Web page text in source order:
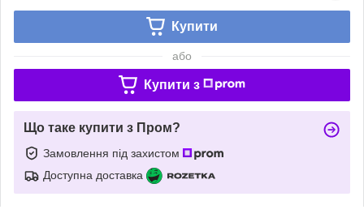
Купити
або
Купити з
Що таке купити з Пром?
Замовлення під захистом
Доступна доставка